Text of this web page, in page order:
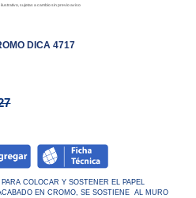
sujetas a cambio sin previo aviso
DICA 4717
COLOCAR Y SOSTENER EL PAPEL
EN CROMO, SE SOSTIENE AL MURO